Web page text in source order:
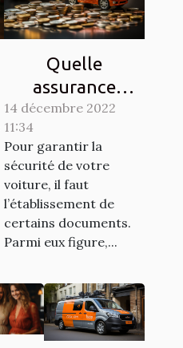
Quelle
assurance
choisir pour son
14 décembre 2022
11:34
Pour garantir la
sécurité de votre
voiture, il faut
l’établissement de
certains documents.
Parmi eux figure,...